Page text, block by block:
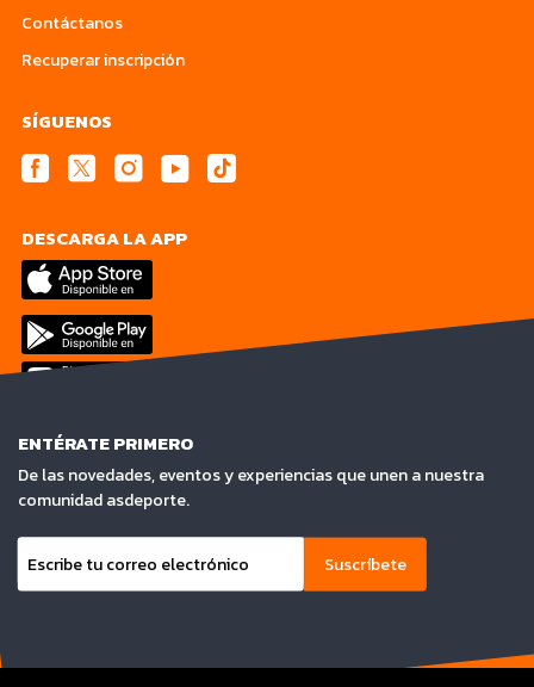
Contáctanos
Recuperar inscripción
SÍGUENOS
DESCARGA LA APP
ENTÉRATE PRIMERO
De las novedades, eventos y experiencias que unen a nuestra
comunidad asdeporte.
Suscríbete